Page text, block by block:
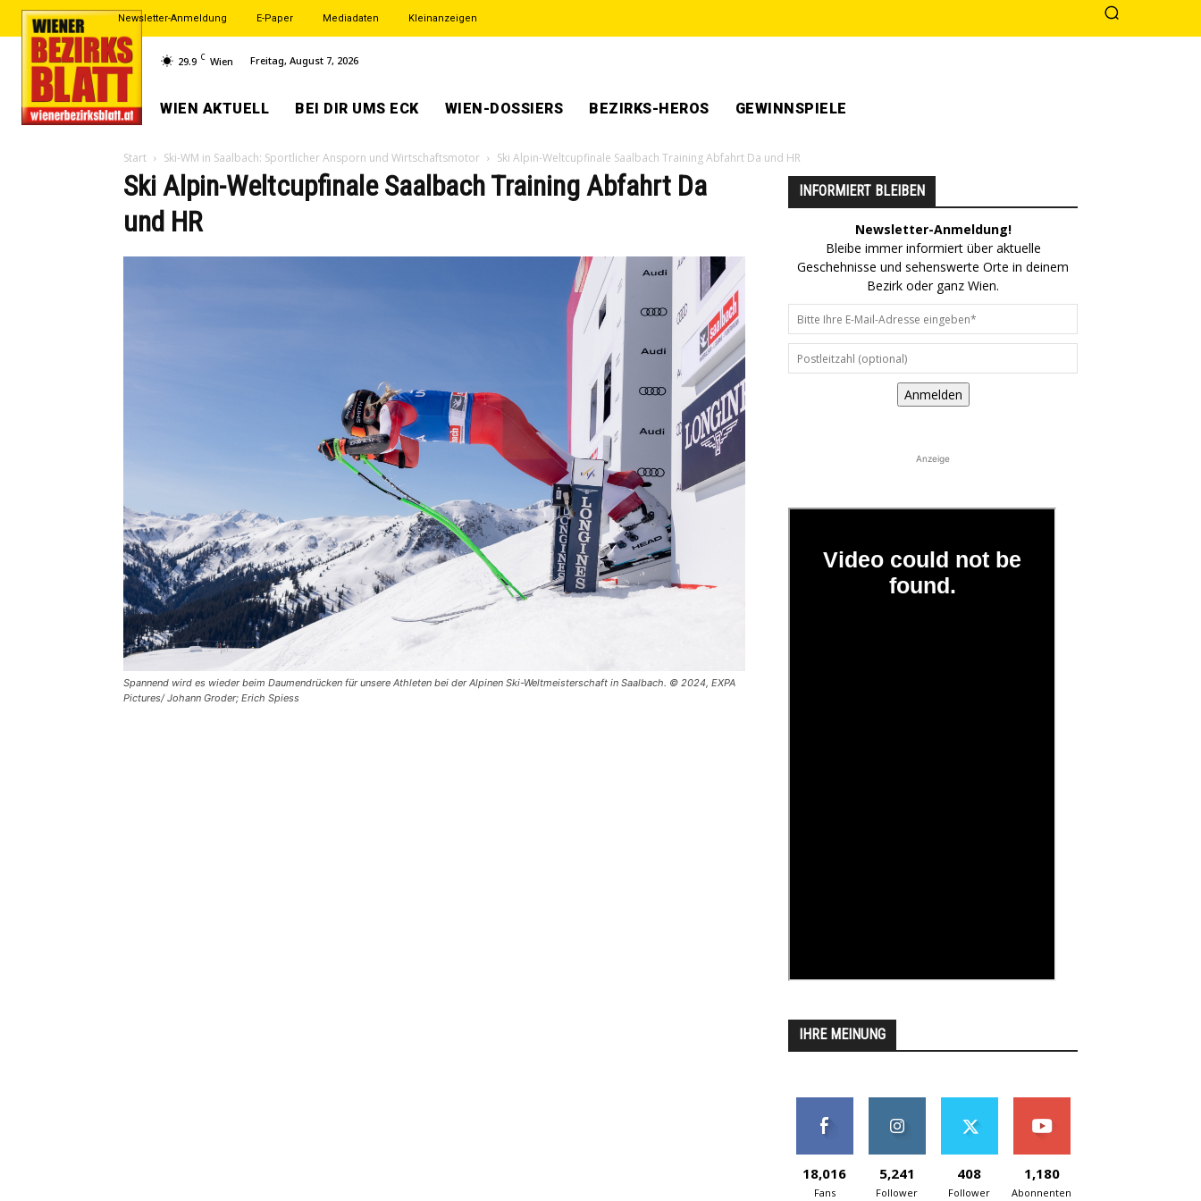
Newsletter-Anmeldung E-Paper Mediadaten Kleinanzeigen
29.9 C Wien Freitag, August 7, 2026
WIEN AKTUELL BEI DIR UMS ECK WIEN-DOSSIERS BEZIRKS-HEROS GEWINNSPIELE
Start Ski-WM in Saalbach: Sportlicher Ansporn und Wirtschaftsmotor Ski Alpin-Weltcupfinale Saalbach Training Abfahrt Da und HR
Ski Alpin-Weltcupfinale Saalbach Training Abfahrt Da
und HR
Spannend wird es wieder beim Daumendrücken für unsere Athleten bei der Alpinen Ski-Weltmeisterschaft in Saalbach. © 2024, EXPA
Pictures/ Johann Groder; Erich Spiess
INFORMIERT BLEIBEN
Newsletter-Anmeldung!
Bleibe immer informiert über aktuelle
Geschehnisse und sehenswerte Orte in deinem
Bezirk oder ganz Wien.
Anmelden
Anzeige
IHRE MEINUNG
18,016
Fans
5,241
Follower
408
Follower
1,180
Abonnenten